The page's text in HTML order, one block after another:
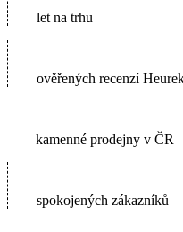
let na trhu
ověřených recenzí
kamenné prodejny v ČR
spokojených zákazníků